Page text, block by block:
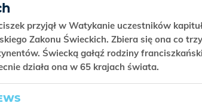
przyjął w Watykanie uczestników
Zakonu Świeckich. Zbiera się ona co
Świecką gałąź rodziny
działa ona w 65 krajach świata.